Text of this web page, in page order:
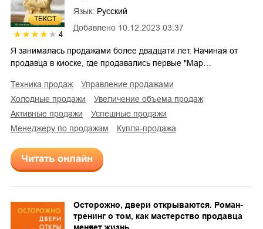
ТЕКСТ
4
Добавлено 10.12.2023 03:37
Язык: Русский
Я занималась продажами более двадцати лет. Начиная от
продавца в киоске, где продавались первые "Мар…
техника продаж
управление продажами
холодные продажи
увеличение объема продаж
активные продажи
успешные продажи
менеджеру по продажам
купля-продажа
Читать онлайн
Осторожно, двери открываются. Роман-
тренинг о том, как мастерство продавца